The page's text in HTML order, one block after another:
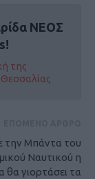
ΝΕΟΣ
της
την Μπάντα του
Ναυτικού η
θα γιορτάσει τα